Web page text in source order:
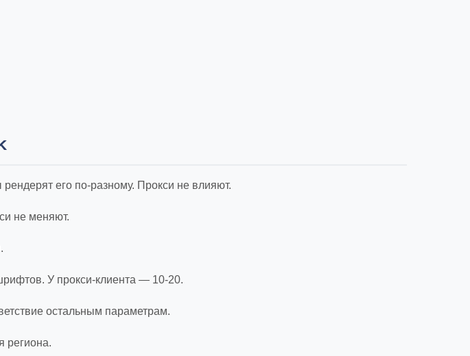
его по-разному. Прокси не влияют.
не меняют.
У прокси-клиента — 10-20.
остальным параметрам.
региона.